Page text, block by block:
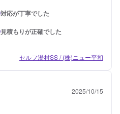
対応が丁寧でした
見積もりが正確でした
セルフ湯村SS / (株)ニュー平和
2025/10/15